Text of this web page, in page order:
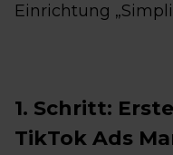
Einrichtung
1. Schritt:
TikTok Ads